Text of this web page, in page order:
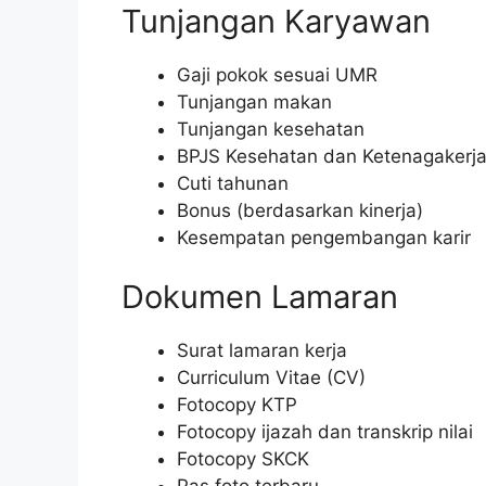
Tunjangan Karyawan
Gaji pokok sesuai UMR
Tunjangan makan
Tunjangan kesehatan
BPJS Kesehatan dan
Cuti tahunan
Bonus (berdasarkan kinerja)
Kesempatan pengembangan karir
Dokumen Lamaran
Surat lamaran kerja
Curriculum Vitae (CV)
Fotocopy KTP
Fotocopy ijazah dan transkrip nilai
Fotocopy SKCK